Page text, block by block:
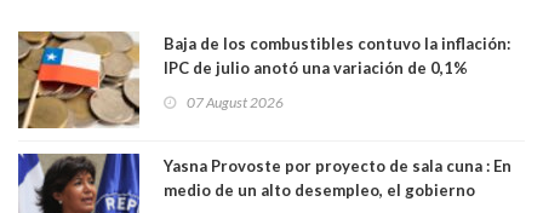
Baja de los combustibles contuvo la inflación:
IPC de julio anotó una variación de 0,1%
07 August 2026
Yasna Provoste por proyecto de sala cuna : En
medio de un alto desempleo, el gobierno